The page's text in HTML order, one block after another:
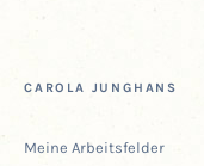
CARO­LA JUNGHANS
Mei­ne Arbeitsfelder